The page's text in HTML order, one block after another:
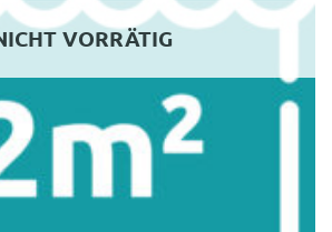
VORRÄTIG